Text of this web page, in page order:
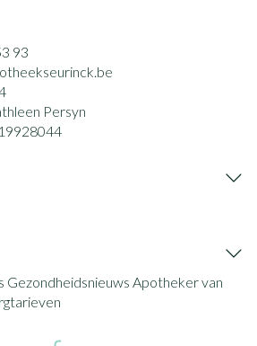
93
Persyn
Gezondheidsnieuws Apotheker van